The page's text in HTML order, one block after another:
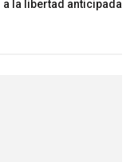
a la libertad anticipada